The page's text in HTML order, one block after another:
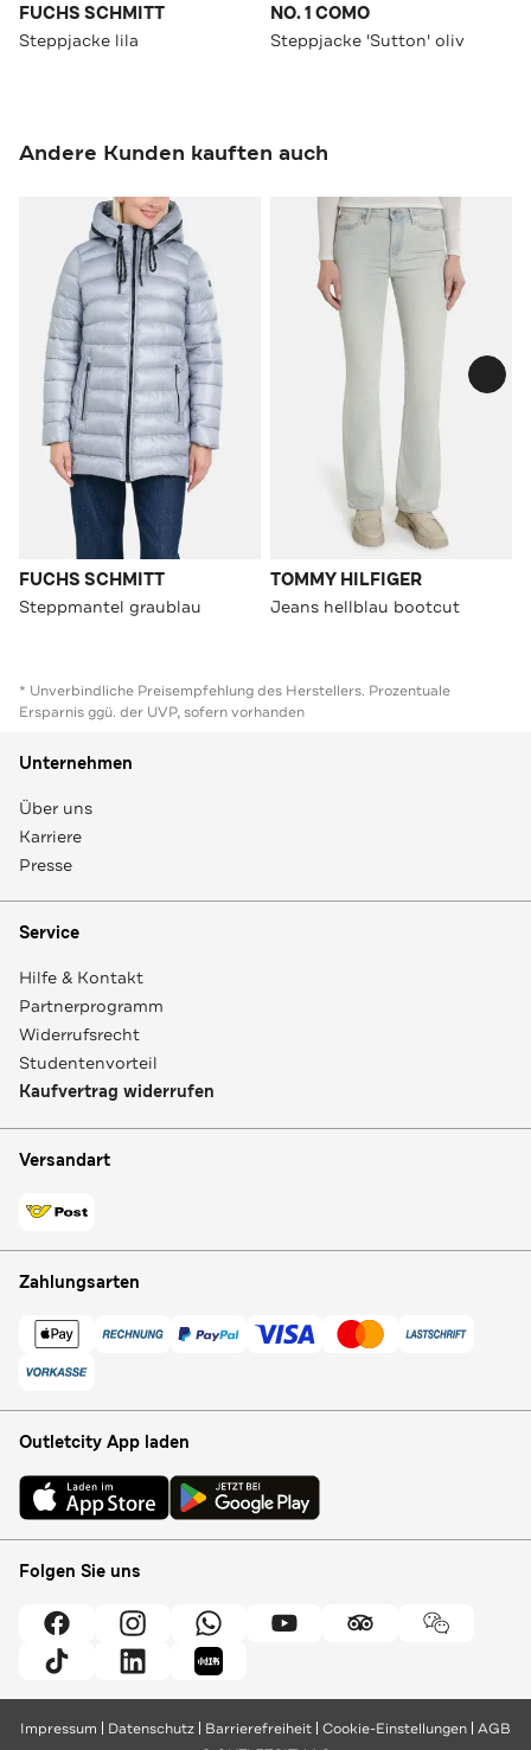
FUCHS SCHMITT
Steppjacke lila
NO. 1 COMO
Steppjacke 'Sutton' oliv
Andere Kunden kauften auch
FUCHS SCHMITT
Steppmantel graublau
TOMMY HILFIGER
Jeans hellblau bootcut
* Unverbindliche Preisempfehlung des Herstellers. Prozentuale
Ersparnis ggü. der UVP, sofern vorhanden
Unternehmen
Über uns
Karriere
Presse
Service
Hilfe & Kontakt
Partnerprogramm
Widerrufsrecht
Studentenvorteil
Kaufvertrag widerrufen
Versandart
Zahlungsarten
Outletcity App laden
Folgen Sie uns
Impressum Datenschutz Barrierefreiheit Cookie-Einstellungen AGB